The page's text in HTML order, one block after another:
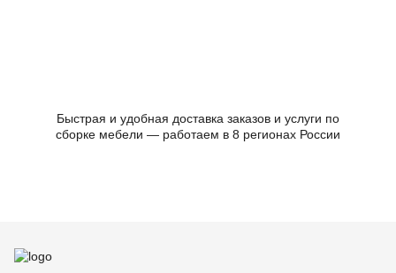
Быстрая и удобная доставка заказов и услуги по
сборке мебели — работаем в 8 регионах России